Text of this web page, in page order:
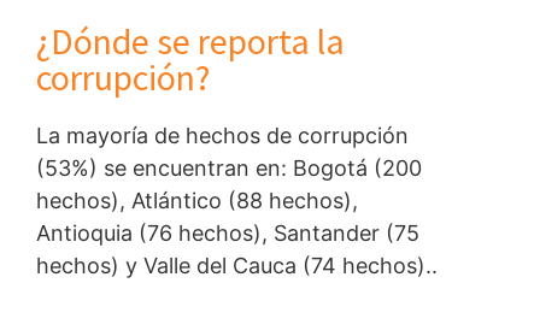
¿Dónde se reporta la
corrupción?
La mayoría de hechos de corrupción
(53%) se encuentran en: Bogotá (200
hechos), Atlántico (88 hechos),
Antioquia (76 hechos), Santander (75
hechos) y Valle del Cauca (74 hechos)..